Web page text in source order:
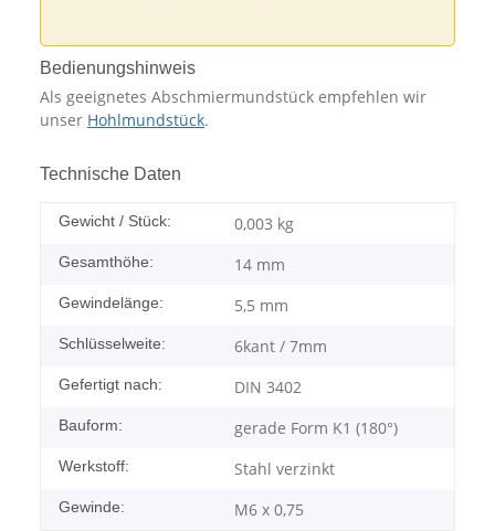
Bedienungshinweis
Als geeignetes Abschmiermundstück empfehlen wir
unser Hohlmundstück.
Technische Daten
Gewicht / Stück: 0,003 kg
Gesamthöhe: 14 mm
Gewindelänge: 5,5 mm
Schlüsselweite: 6kant / 7mm
Gefertigt nach: DIN 3402
Bauform: gerade Form K1 (180°)
Werkstoff: Stahl verzinkt
Gewinde: M6 x 0,75